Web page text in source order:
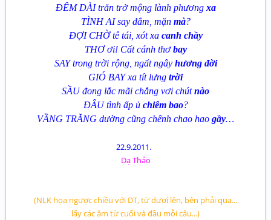
ĐÊM DÀI trăn trở mộng lành phương xa
TÌNH AI say đắm, mặn mà?
ĐỢI CHỜ tê tái, xót xa canh chầy
THƠ ơi! Cất cánh thơbay
SAY trong trời rộng, ngất ngây hương đời
GIÓ BAY xa tít lưng trời
SẦU đong lắc mãi chẳng vơi chútnào
ĐÂU tình ấp ủ chiêm bao?
VẦNG TRĂNG dường cũng chênh chao hao gầy…
22.9.2011.
Dạ Thảo
(NLK họa ngược chiều với DT, từ dươí lên, bên phải qua...
lấy các âm từ cuối và đầu mỗi câu...)